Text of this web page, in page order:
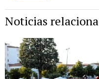
Noticias